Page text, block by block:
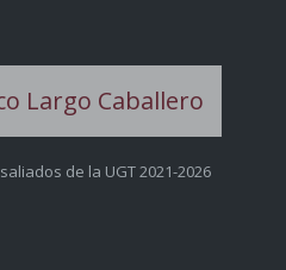
de la UGT 2021-2026